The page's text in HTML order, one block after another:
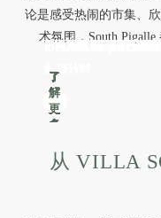
论是感受热闹的市集、
术氛围，South
LA RUE DES
5分钟
了
解
更
多
LE MOULIN
15分钟
了
解
更
多
LA RUE LEPIC
17分钟
了
解
更
多
BASILIQUE
15分钟
了
解
更
多
L'OPÉRA
15分钟
了
解
更
多
THÉÂTRE
13分钟
了
解
更
多
THÉÂTRE
12分钟
了
解
更
多
THÉÂTRE
12分钟
了
解
更
多
从 VILLA